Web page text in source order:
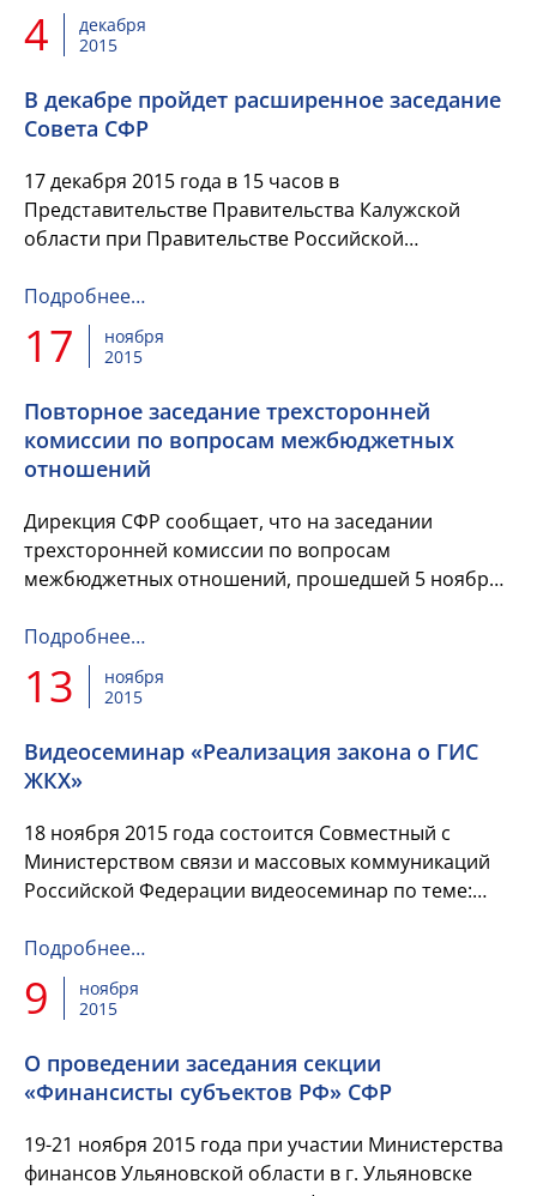
4
декабря
2015
В декабре пройдет расширенное заседание
Совета СФР
17 декабря 2015 года в 15 часов в
Представительстве Правительства Калужской
области при Правительстве Российской
Совета НП "Сообщество финансистов России".
Подробнее…
17
ноября
2015
Повторное заседание трехсторонней
комиссии по вопросам межбюджетных
отношений
Дирекция СФР сообщает, что на заседании
трехсторонней комиссии по вопросам
межбюджетных отношений, прошедшей 5 ноября,
не позволившие принять методики ...
Подробнее…
13
ноября
2015
Видеосеминар «Реализация закона о ГИС
ЖКХ»
18 ноября 2015 года состоится Совместный с
Министерством связи и массовых коммуникаций
Российской Федерации видеосеминар по теме:
Подробнее…
9
ноября
2015
О проведении заседания секции
«Финансисты субъектов РФ» СФР
19-21 ноября 2015 года при участии Министерства
финансов Ульяновской области в г. Ульяновске